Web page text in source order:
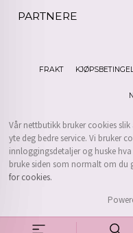
PARTNERE
FRAKT
Vår nettbutikk bruker cookies
yte deg bedre service. Vi bruker
innloggingsdetaljer og huske
bruke siden som normalt om du
for cookies.